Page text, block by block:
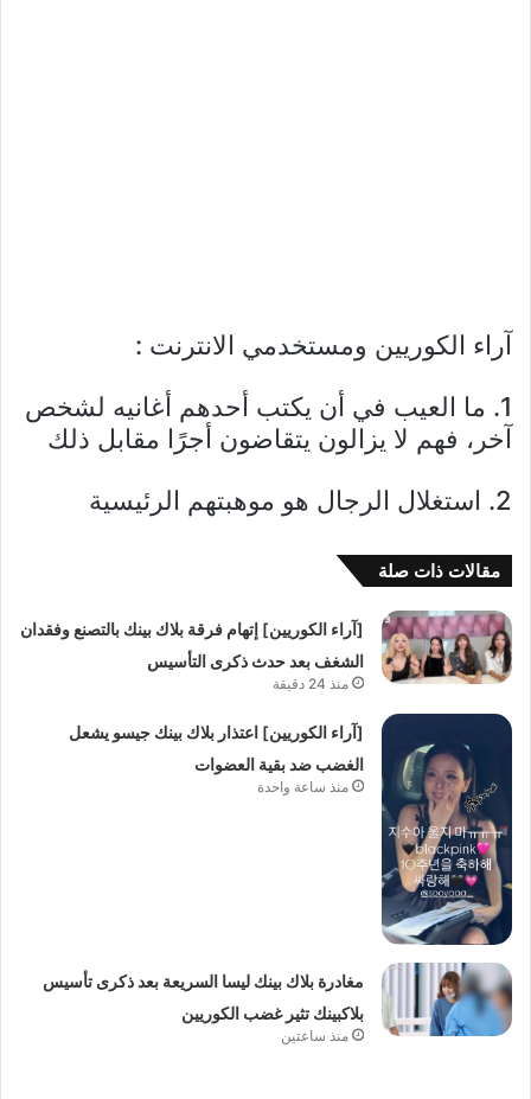
آراء الكوريين ومستخدمي الانترنت :
1. ما العيب في أن يكتب أحدهم أغانيه لشخص
آخر، فهم لا يزالون يتقاضون أجرًا مقابل ذلك
2. استغلال الرجال هو موهبتهم الرئيسية
مقالات ذات صلة
[آراء الكوريين] إتهام فرقة بلاك بينك بالتصنع وفقدان
الشغف بعد حدث ذكرى التأسيس
منذ 24 دقيقة
[آراء الكوريين] اعتذار بلاك بينك جيسو يشعل
الغضب ضد بقية العضوات
منذ ساعة واحدة
مغادرة بلاك بينك ليسا السريعة بعد ذكرى تأسيس
بلاكبينك تثير غضب الكوريين
منذ ساعتين